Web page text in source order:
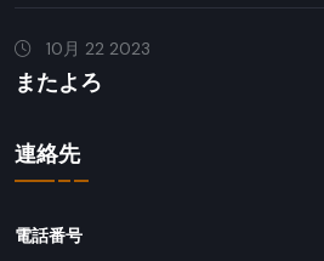
10月 22 2023
またよろ
連絡先
電話番号